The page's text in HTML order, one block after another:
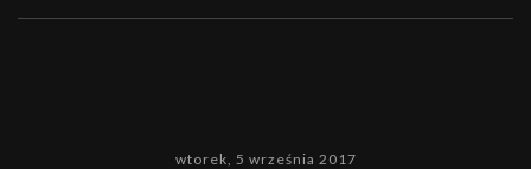
wtorek, 5 września 2017